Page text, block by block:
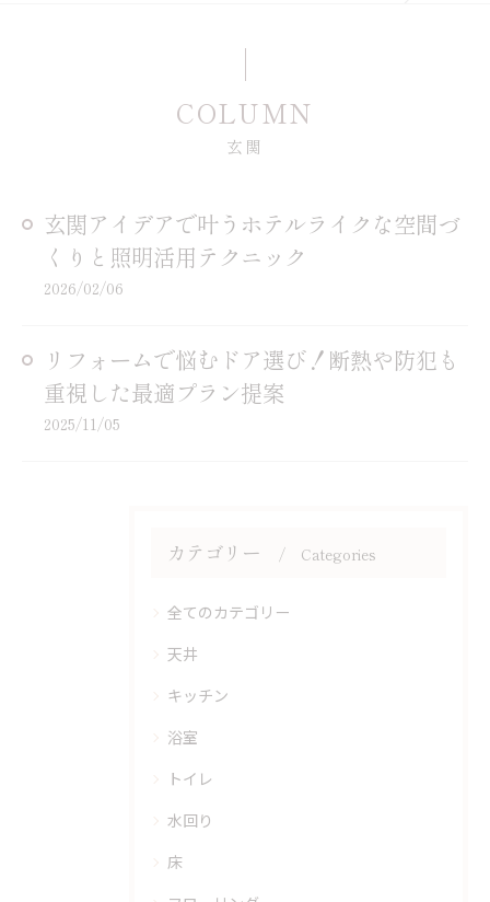
COLUMN
玄関
玄関アイデアで叶うホテルライクな空間づ
くりと照明活用テクニック
2026/02/06
リフォームで悩むドア選び！断熱や防犯も
重視した最適プラン提案
2025/11/05
カテゴリー Categories
全てのカテゴリー
天井
キッチン
浴室
トイレ
水回り
床